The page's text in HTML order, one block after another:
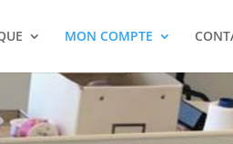
MON COMPTE